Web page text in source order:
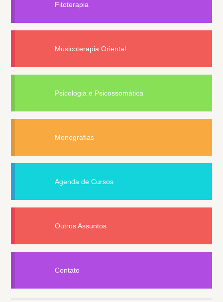
Fitoterapia
Musicoterapia Oriental
Psicologia e Psicossomática
Monografias
Agenda de Cursos
Outros Assuntos
Contato